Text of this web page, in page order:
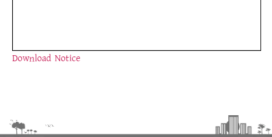
Download Notice